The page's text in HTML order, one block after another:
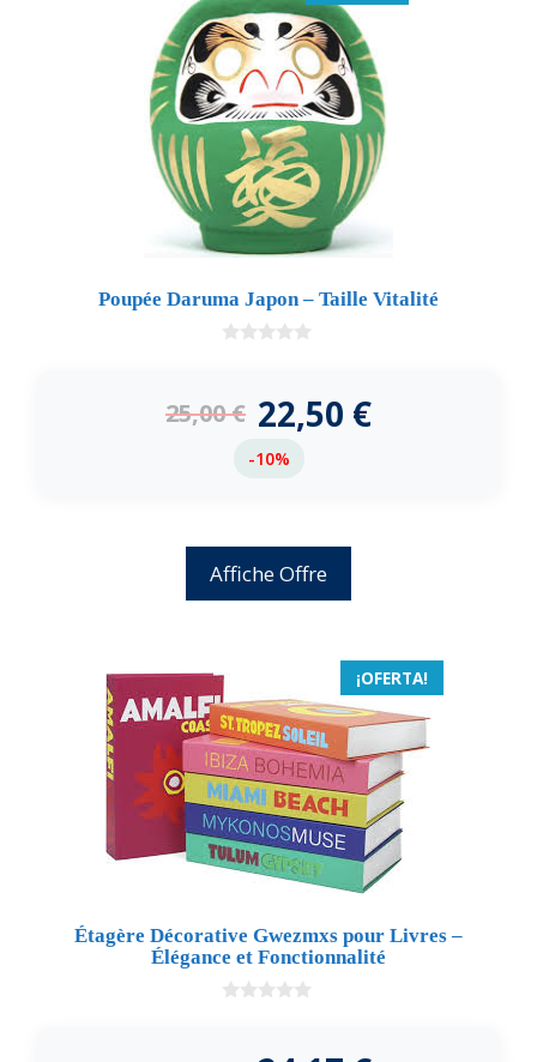
Poupée Daruma Japon – Taille Vitalité
5
25,00€ 22,50 €
-10%
Affiche Offre
¡OFERTA!
Étagère Décorative Gwezmxs pour Livres –
Élégance et Fonctionnalité